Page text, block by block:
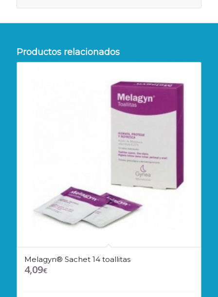
Productos relacionados
Melagyn® Sachet 14 toallitas
4,09€